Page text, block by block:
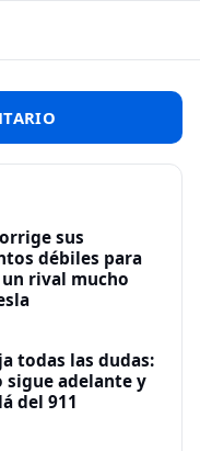
sus
débiles para
rival mucho
todas las dudas:
sigue adelante y
del 911